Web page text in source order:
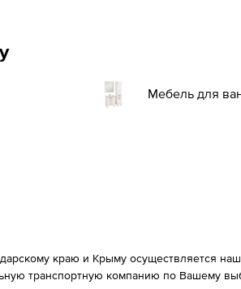
Мебель для
краю и Крыму осуществляется
транспортную компанию по Вашему